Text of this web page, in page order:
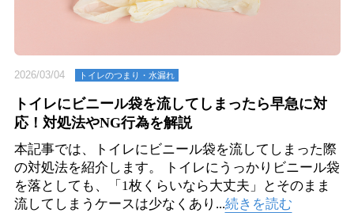
2026/03/04 トイレのつまり・⽔漏れ
トイレにビニール袋を流してしまったら早急に対
応！対処法やNG行為を解説
本記事では、トイレにビニール袋を流してしまった際
の対処法を紹介します。 トイレにうっかりビニール袋
を落としても、「1枚くらいなら大丈夫」とそのまま
流してしまうケースは少なくあり...続きを読む